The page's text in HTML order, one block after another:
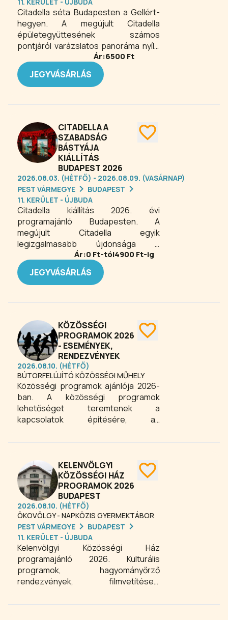
Citadella séta Budapesten a Gellért-
hegyen. A megújult Citadella
épületegyüttesének számos
pontjáról varázslatos panoráma nyílik
a fővárosra. A nyugati rondella tetején
kialakított Tetőkert 360 elnevezésű
kilátóteraszról körpanorámában lehet
megcsodálni a főváros pesti és budai
oldalát, továbbá a Duna kanyargó
Tetőkert 360, valamint a
Rondellaterasz A Szabadság Bástyája
című kiállításból érhető el és
belépőjeggyel látogatható.
Ár:6500 Ft
JEGYVÁSÁRLÁS
CITADELLA A
SZABADSÁG
BÁSTYÁJA
KIÁLLÍTÁS
BUDAPEST 2026
2026.08.03. (HÉTFŐ) - 2026.08.09. (VASÁRNAP)
PEST VÁRMEGYE
BUDAPEST
11. KERÜLET - ÚJBUDA
Citadella kiállítás 2026. évi
programajánló Budapesten. A
megújult Citadella egyik
legizgalmasabb újdonsága A
Szabadság Bástyája című kiállítás. A
nyugati ágyútoronyban kialakított,
több mint 1700 négyzetméteres tárlat
a magyar szabadságért folytatott
küzdelmeket mutatja be, felidézve
személyiségeket és történelmi
jelentőségű családokat, akik
évszázadokon át kiálltak az ország
függetlenségéért.
Ár:0 Ft-tól4900 Ft-ig
JEGYVÁSÁRLÁS
KÖZÖSSÉGI
PROGRAMOK 2026
- ESEMÉNYEK,
RENDEZVÉNYEK
2026.08.10. (HÉTFŐ)
BÚTORFELÚJÍTÓ KÖZÖSSÉGI MŰHELY
Közösségi programok ajánlója 2026-
ban. A közösségi programok
lehetőséget teremtenek a
kapcsolatok építésére, az
kikapcsolódásra. Legyen szó
eseményekről vagy helyi
fesztiválokról, erősítik az
összetartozás érzését és a helyi
közösségek fejlődését.
KELENVÖLGYI
KÖZÖSSÉGI HÁZ
PROGRAMOK 2026
BUDAPEST
2026.08.10. (HÉTFŐ)
ÖKOVÖLGY - NAPKÖZIS GYERMEKTÁBOR
PEST VÁRMEGYE
BUDAPEST
11. KERÜLET - ÚJBUDA
Kelenvölgyi Közösségi Ház
programajánló 2026. Kulturális
programok, hagyományőrző
rendezvények, filmvetítések,
érdeklődőket egész évben. Családi